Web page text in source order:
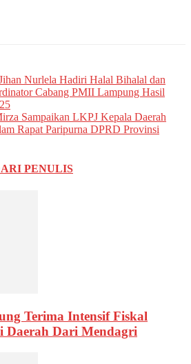
Nurlela Hadiri Halal Bihalal dan
Cabang PMII Lampung Hasil
Sampaikan LKPJ Kepala Daerah
Rapat Paripurna DPRD Provinsi
PENULIS
Terima Intensif Fiskal
Daerah Dari Mendagri